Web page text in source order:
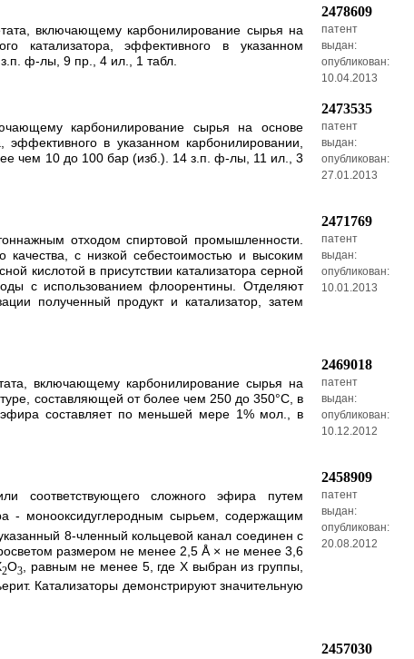
включающему карбонилирование сырья на
катализатора, эффективного в указанном
ф-лы, 9 пр., 4 ил., 1 табл.
2478609
патент
выдан:
опубликован:
10.04.2013
карбонилирование сырья на основе
эффективного в указанном карбонилировании,
чем 10 до 100 бар (изб.). 14 з.п. ф-лы, 11 ил., 3
2473535
патент
выдан:
опубликован:
27.01.2013
отходом спиртовой промышленности.
с низкой себестоимостью и высоким
кислотой в присутствии катализатора серной
с использованием флоорентины. Отделяют
полученный продукт и катализатор, затем
2471769
патент
выдан:
опубликован:
10.01.2013
включающему карбонилирование сырья на
составляющей от более чем 250 до 350°С, в
эфира составляет по меньшей мере 1% мол., в
2469018
патент
выдан:
опубликован:
10.12.2012
соответствующего сложного эфира путем
- монооксидуглеродным сырьем, содержащим
8-членный кольцевой канал соединен с
размером не менее 2,5 Å × не менее 3,6
2O3
, равным не менее 5, где Х выбран из группы,
Катализаторы демонстрируют значительную
2458909
патент
выдан:
опубликован:
20.08.2012
2457030